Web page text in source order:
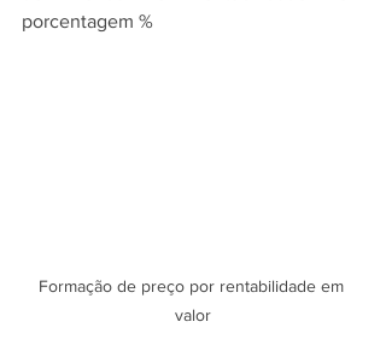
porcentagem %
Formação de preço por rentabilidade em
valor